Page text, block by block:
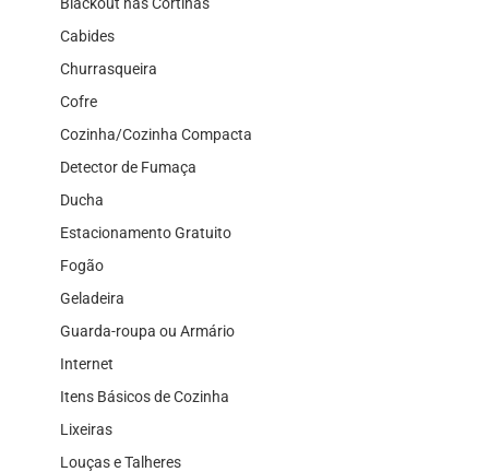
Cabides
Churrasqueira
Cofre
Cozinha/Cozinha Compacta
Detector de Fumaça
Ducha
Estacionamento Gratuito
Fogão
Geladeira
Guarda-roupa ou Armário
Internet
Itens Básicos de Cozinha
Lixeiras
Louças e Talheres